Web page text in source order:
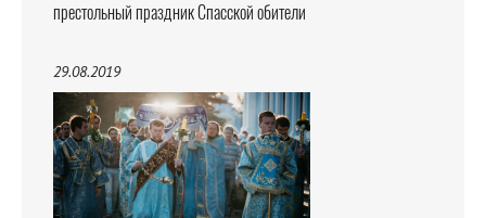
престольный праздник Спасской обители
29.08.2019